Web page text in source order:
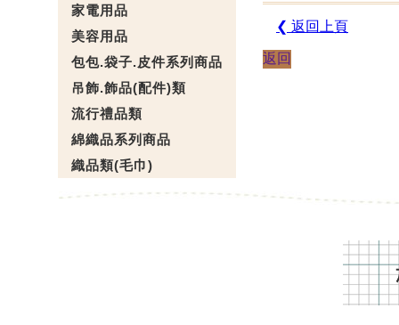
家電用品
美容用品
包包.袋子.皮件系列商品
吊飾.飾品(配件)類
流行禮品類
綿織品系列商品
織品類(毛巾)
❮ 返回上頁
返回